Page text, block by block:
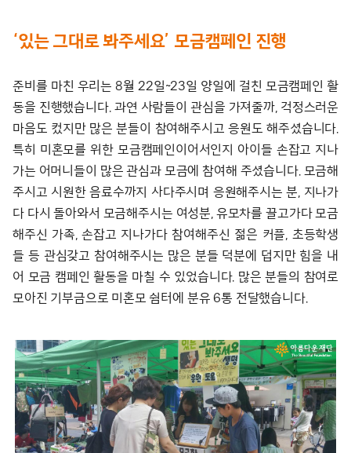
‘있는 그대로 봐주세요’ 모금캠페인 진행
준비를 마친 우리는 8월 22일~23일 양일에 걸친 모금캠페인 활
동을 진행했습니다. 과연 사람들이 관심을 가져줄까, 걱정스러운
마음도 컸지만 많은 분들이 참여해주시고 응원도 해주셨습니다.
특히 미혼모를 위한 모금캠페인이어서인지 아이들 손잡고 지나
가는 어머니들이 많은 관심과 모금에 참여해 주셨습니다. 모금해
주시고 시원한 음료수까지 사다주시며 응원해주시는 분, 지나가
다 다시 돌아와서 모금해주시는 여성분, 유모차를 끌고가다 모금
해주신 가족, 손잡고 지나가다 참여해주신 젊은 커플, 초등학생
들 등 관심갖고 참여해주시는 많은 분들 덕분에 덥지만 힘을 내
어 모금 캠페인 활동을 마칠 수 있었습니다. 많은 분들의 참여로
모아진 기부금으로 미혼모 쉼터에 분유 6통 전달했습니다.